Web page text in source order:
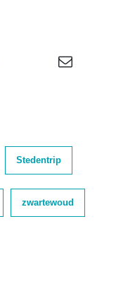
Stedentrip
zwartewoud